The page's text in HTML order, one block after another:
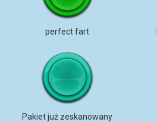
perfect fart
Pakiet już zeskanowany